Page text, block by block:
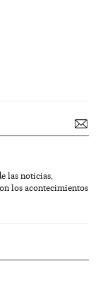
las noticias,
los acontecimientos